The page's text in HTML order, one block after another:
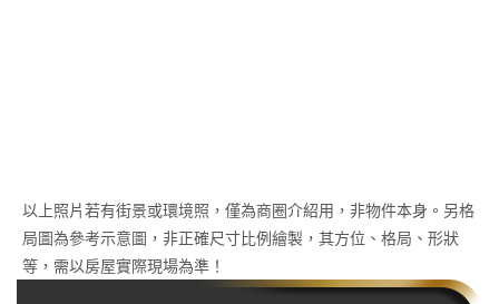
以上照片若有街景或環境照，僅為商圈介紹用，非物件本身。另格
局圖為參考示意圖，非正確尺寸比例繪製，其方位、格局、形狀
等，需以房屋實際現場為準！